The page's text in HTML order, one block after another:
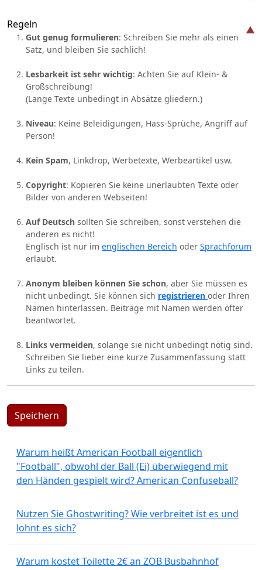
Regeln
Gut genug formulieren: Schreiben Sie mehr als einen
Satz, und bleiben Sie sachlich!
Lesbarkeit ist sehr wichtig: Achten Sie auf Klein- &
Großschreibung!
(Lange Texte unbedingt in Absätze gliedern.)
Niveau: Keine Beleidigungen, Hass-Sprüche, Angriff auf
Person!
Kein Spam, Linkdrop, Werbetexte, Werbeartikel usw.
Copyright: Kopieren Sie keine unerlaubten Texte oder
Bilder von anderen Webseiten!
Auf Deutsch sollten Sie schreiben, sonst verstehen die
anderen es nicht!
Englisch ist nur im englischen Bereich oder Sprachforum
erlaubt.
Anonym bleiben können Sie schon, aber Sie müssen es
nicht unbedingt. Sie können sich registrieren oder Ihren
Namen hinterlassen. Beiträge mit Namen werden öfter
beantwortet.
Links vermeiden, solange sie nicht unbedingt nötig sind.
Schreiben Sie lieber eine kurze Zusammenfassung statt
Links zu teilen.
Speichern
Warum heißt American Football eigentlich
"Football", obwohl der Ball (Ei) überwiegend mit
den Händen gespielt wird? American Confuseball?
Nutzen Sie Ghostwriting? Wie verbreitet ist es und
lohnt es sich?
Warum kostet Toilette 2€ an ZOB Busbahnhof